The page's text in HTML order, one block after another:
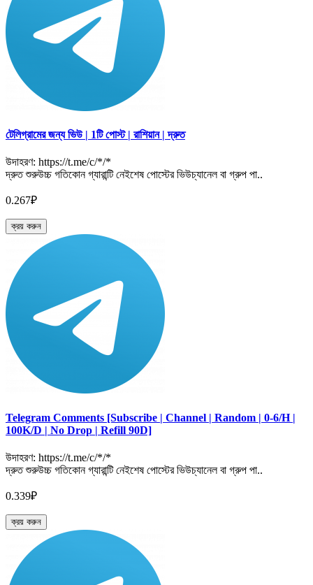
টেলিগ্রামের জন্য ভিউ | 1টি পোস্ট | রাশিয়ান | দ্রুত
উদাহরণ: https://t.me/c/*/*
দ্রুত শুরুউচ্চ গতিকোন গ্যারান্টি নেইশেষ পোস্টের ভিউচ্যানেল বা গ্রুপ পা..
0.267₽
ক্রয় করুন
Telegram Comments [Subscribe | Channel | Random | 0-6/H |
100K/D | No Drop | Refill 90D]
উদাহরণ: https://t.me/c/*/*
দ্রুত শুরুউচ্চ গতিকোন গ্যারান্টি নেইশেষ পোস্টের ভিউচ্যানেল বা গ্রুপ পা..
0.339₽
ক্রয় করুন